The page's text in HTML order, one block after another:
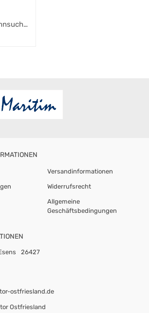
Versandinformationen
Widerrufsrecht
Allgemeine
Geschäftsbedingungen
26427
ostfriesland.de
Ostfriesland